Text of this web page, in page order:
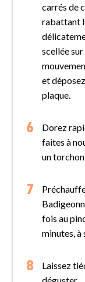
carrés de
rabattant
scellée
et
plaque.
Dorez
faites à
un
fois au
minutes, à
Laissez
déguster.